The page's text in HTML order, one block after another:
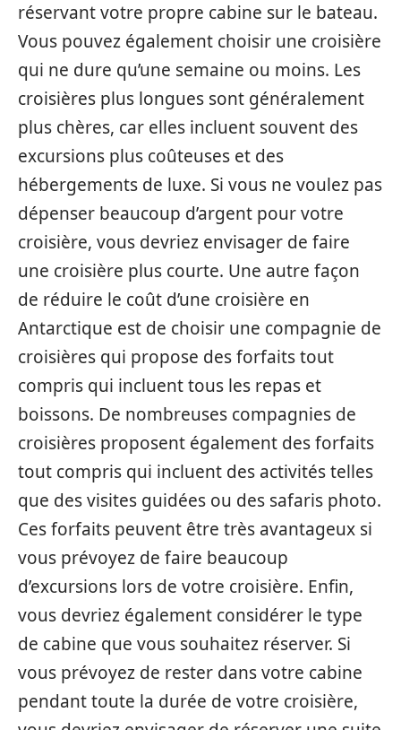
réservant votre propre cabine sur le bateau.
Vous pouvez également choisir une croisière
qui ne dure qu’une semaine ou moins. Les
croisières plus longues sont généralement
plus chères, car elles incluent souvent des
excursions plus coûteuses et des
hébergements de luxe. Si vous ne voulez pas
dépenser beaucoup d’argent pour votre
croisière, vous devriez envisager de faire
une croisière plus courte. Une autre façon
de réduire le coût d’une croisière en
Antarctique est de choisir une compagnie de
croisières qui propose des forfaits tout
compris qui incluent tous les repas et
boissons. De nombreuses compagnies de
croisières proposent également des forfaits
tout compris qui incluent des activités telles
que des visites guidées ou des safaris photo.
Ces forfaits peuvent être très avantageux si
vous prévoyez de faire beaucoup
d’excursions lors de votre croisière. Enfin,
vous devriez également considérer le type
de cabine que vous souhaitez réserver. Si
vous prévoyez de rester dans votre cabine
pendant toute la durée de votre croisière,